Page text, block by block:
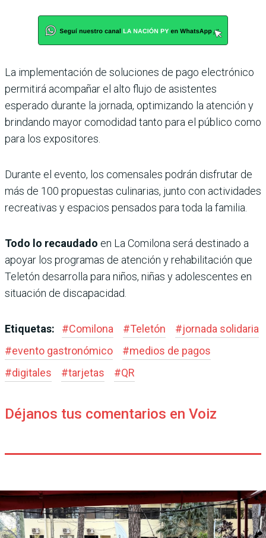
La implementación de soluciones de pago electrónico
permitirá acompañar el alto flujo de asistentes
esperado durante la jornada, optimizando la atención y
brindando mayor comodidad tanto para el público como
para los expositores.
Durante el evento, los comensales podrán disfrutar de
más de 100 propuestas culinarias, junto con actividades
recreativas y espacios pensados para toda la familia.
Todo lo recaudado en La Comilona será destinado a
apoyar los programas de atención y rehabilitación que
Teletón desarrolla para niños, niñas y adolescentes en
situación de discapacidad.
Etiquetas: #Comilona #Teletón #jornada solidaria
#evento gastronómico #medios de pagos
#digitales #tarjetas #QR
Déjanos tus comentarios en Voiz